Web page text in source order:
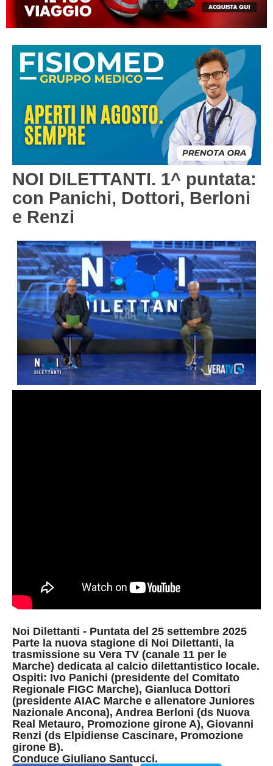
MACERATA
PESARO URBINO
Carica la tua Rosa
ECCELLENZA
PROMOZIONE
1^ CATEGORIA
3^ CATEGORIA
GIOVANILI
REGIONALI
NOI DILETTANTI. 1^ puntata:
con Panichi, Dottori, Berloni
e Renzi
Noi Dilettanti - Puntata del 25 settembre 2025
Parte la nuova stagione di Noi Dilettanti, la
trasmissione su Vera TV (canale 11 per le
Marche) dedicata al calcio dilettantistico locale.
Ospiti: Ivo Panichi (presidente del Comitato
Regionale FIGC Marche), Gianluca Dottori
(presidente AIAC Marche e allenatore Juniores
Nazionale Ancona), Andrea Berloni (ds Nuova
Real Metauro, Promozione girone A), Giovanni
Renzi (ds Elpidiense Cascinare, Promozione
girone B).
Conduce Giuliano Santucci.